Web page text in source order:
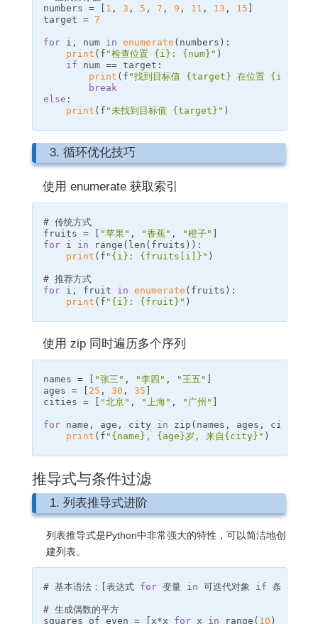
numbers
= 1 , 3 , 5 , 7 , 9 , 11 , 13 , 15
target
= 7
for i , num in enumerate ( numbers ):
print ( f "检查位置 { i } : { num} " )
if
num == target :
print ( f "找到目标值 {target } 在位置 { i
break
else :
print ( f "未找到目标值 {target } " )
3. 循环优化技巧
使用 enumerate 获取索引
fruits
= "苹果" , "香蕉" , "橙子"
for i in range ( len ( fruits )):
print ( f " { i } : { fruits i } " )
for i , fruit in enumerate ( fruits ):
print ( f " { i } : { fruit } " )
使用 zip 同时遍历多个序列
names = "张三" , "李四" , "王五"
ages
= 25 , 30 , 35
cities
= "北京" , "上海" , "广州"
for name , age , city in zip ( names , ages , cities
print ( f " { name } , { age }岁, 来自 { city} " )
推导式与条件过滤
1. 列表推导式进阶
列表推导式是Python中非常强大的特性，可以简洁地创
建列表。
# 基本语法：[表达式 for 变量 in 可迭代对象 if
squares_of_even
= [x*x for x in range ( 10 )